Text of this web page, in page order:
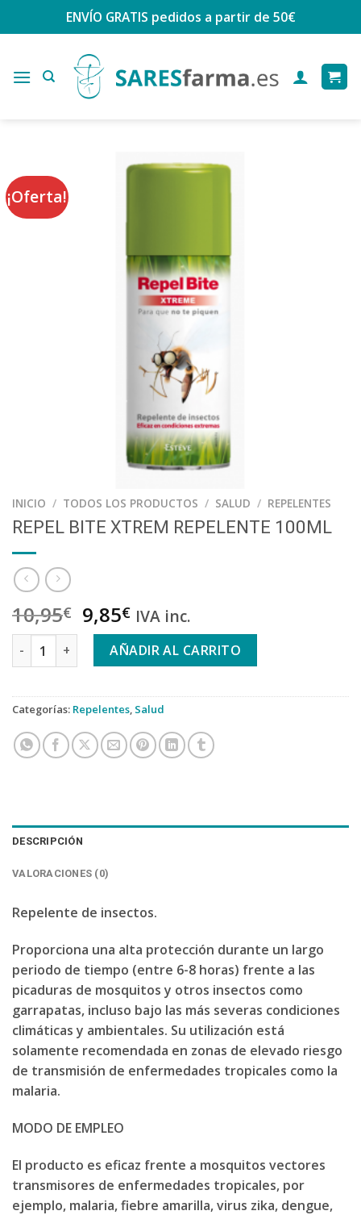
ENVÍO GRATIS pedidos a partir de 50€
¡Oferta!
INICIO / TODOS LOS PRODUCTOS / SALUD / REPELENTES
REPEL BITE XTREM REPELENTE 100ML
10,95€ 9,85€ IVA inc.
REPEL BITE XTREM REPELENTE 100ML cantidad
AÑADIR AL CARRITO
Categorías: Repelentes, Salud
DESCRIPCIÓN
VALORACIONES (0)
Repelente de insectos.
Proporciona una alta protección durante un largo
periodo de tiempo (entre 6-8 horas) frente a las
picaduras de mosquitos y otros insectos como
garrapatas, incluso bajo las más severas condiciones
climáticas y ambientales. Su utilización está
solamente recomendada en zonas de elevado riesgo
de transmisión de enfermedades tropicales como la
malaria.
MODO DE EMPLEO
El producto es eficaz frente a mosquitos vectores
transmisores de enfermedades tropicales, por
ejemplo, malaria, fiebre amarilla, virus zika, dengue,